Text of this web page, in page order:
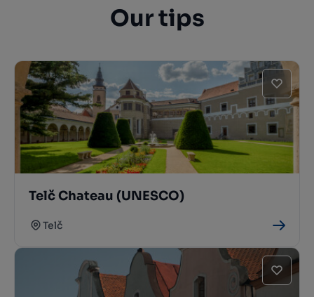
Our tips
Telč Chateau (UNESCO)
Telč